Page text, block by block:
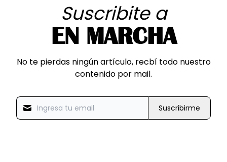
Suscribite a
EN MARCHA
No te pierdas ningún artículo, recbí todo nuestro
contenido por mail.
Suscribirme